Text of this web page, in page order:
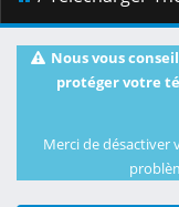
Nous vous
protéger votre
Merci de désactiver